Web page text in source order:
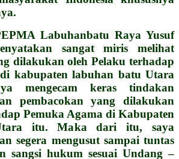
Labuhanbatu Raya Yusuf
sangat miris melihat
dilakukan oleh Pelaku terhadap
kabupaten labuhan batu Utara
mengecam keras tindakan
pembacokan yang dilakukan
Pemuka Agama di Kabupaten
itu. Maka dari itu, saya
segera mengusut sampai tuntas
sangsi hukum sesuai Undang –